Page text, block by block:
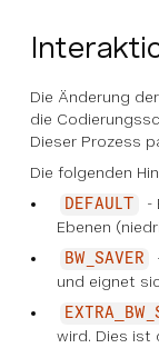
Die Änderung
die
Dieser Prozess
Die folgenden
DEFAULT
-
Ebenen
BW_SAVER
und eignet
wird. Dies ist